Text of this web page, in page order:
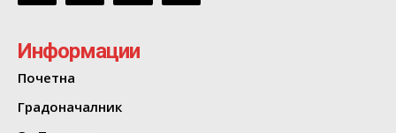
Информации
Почетна
Градоначалник